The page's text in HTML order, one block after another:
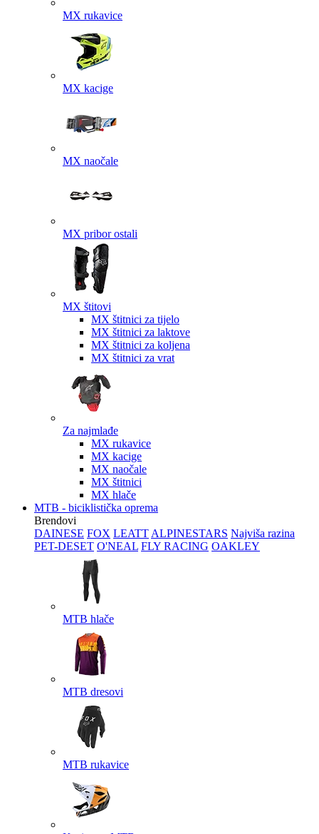
MX rukavice
MX kacige
MX naočale
MX pribor ostali
MX štitovi
MX štitnici za tijelo
MX štitnici za laktove
MX štitnici za koljena
MX štitnici za vrat
Za najmlađe
MX rukavice
MX kacige
MX naočale
MX štitnici
MX hlače
MTB - biciklistička oprema
Brendovi
DAINESE FOX LEATT ALPINESTARS Najviša razina
PET-DESET O'NEAL FLY RACING OAKLEY
MTB hlače
MTB dresovi
MTB rukavice